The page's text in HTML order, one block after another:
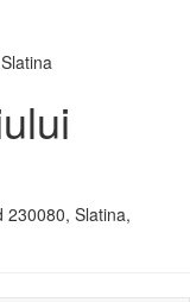
230080, Slatina,